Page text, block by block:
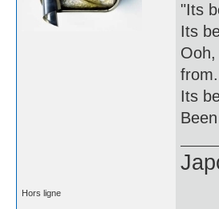
"Its
Its
from.
Its
Hors ligne